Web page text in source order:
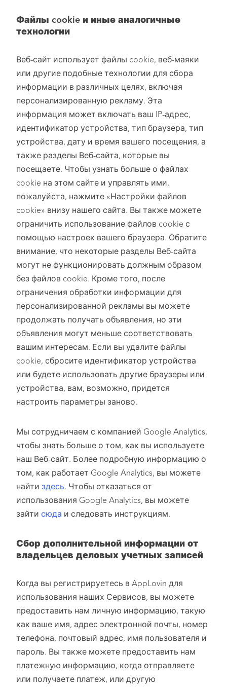
Файлы cookie и иные аналогичные
технологии
Веб-сайт использует файлы cookie, веб-маяки
или другие подобные технологии для сбора
информации в различных целях, включая
персонализированную рекламу. Эта
информация может включать ваш IP-адрес,
идентификатор устройства, тип браузера, тип
устройства, дату и время вашего посещения, а
также разделы Веб-сайта, которые вы
посещаете. Чтобы узнать больше о файлах
cookie на этом сайте и управлять ими,
пожалуйста, нажмите «Настройки файлов
cookie» внизу нашего сайта. Вы также можете
ограничить использование файлов cookie с
помощью настроек вашего браузера. Обратите
внимание, что некоторые разделы Веб-сайта
могут не функционировать должным образом
без файлов cookie. Кроме того, после
ограничения обработки информации для
персонализированной рекламы вы можете
продолжать получать объявления, но эти
объявления могут меньше соответствовать
вашим интересам. Если вы удалите файлы
cookie, сбросите идентификатор устройства
или будете использовать другие браузеры или
устройства, вам, возможно, придется
настроить параметры заново.
Мы сотрудничаем с компанией Google Analytics,
чтобы знать больше о том, как вы используете
наш Веб-сайт. Более подробную информацию о
том, как работает Google Analytics, вы можете
найти здесь. Чтобы отказаться от
использования Google Analytics, вы можете
зайти сюда и следовать инструкциям.
Сбор дополнительной информации от
владельцев деловых учетных записей
Когда вы регистрируетесь в AppLovin для
использования наших Сервисов, вы можете
предоставить нам личную информацию, такую
как ваше имя, адрес электронной почты, номер
телефона, почтовый адрес, имя пользователя и
пароль. Вы также можете предоставить нам
платежную информацию, когда отправляете
или получаете платеж, или другую